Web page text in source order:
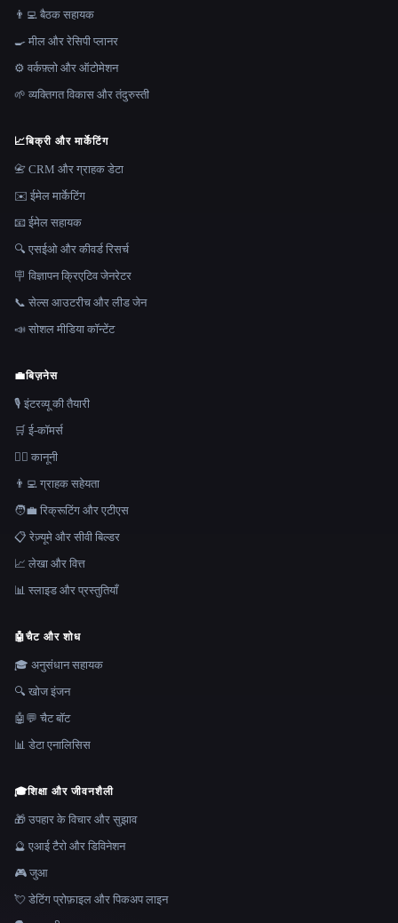
👨‍💻 बैठक सहायक
🍳 मील और रेसिपी प्लानर
⚙️ वर्कफ़्लो और ऑटोमेशन
🌱 व्यक्तिगत विकास और तंदुरुस्ती
📈बिक्री और मार्केटिंग
📇 CRM और ग्राहक डेटा
✉️ ईमेल मार्केटिंग
📧 ईमेल सहायक
🔍 एसईओ और कीवर्ड रिसर्च
🪧 विज्ञापन क्रिएटिव जेनरेटर
📞 सेल्स आउटरीच और लीड जेन
📣 सोशल मीडिया कॉन्टेंट
💼बिज़नेस
🎙️ इंटरव्यू की तैयारी
🛒 ई-कॉमर्स
👩‍⚖️ कानूनी
👨‍💻 ग्राहक सहेयता
🧑‍💼 रिक्रूटिंग और एटीएस
📋 रेज़्यूमे और सीवी बिल्डर
📈 लेखा और वित्त
📊 स्लाइड और प्रस्तुतियाँ
🤖चैट और शोध
🎓 अनुसंधान सहायक
🔍 खोज इंजन
🤖💬 चैट बॉट
📊 डेटा एनालिसिस
🎓शिक्षा और जीवनशैली
🎁 उपहार के विचार और सुझाव
🔮 एआई टैरो और डिविनेशन
🎮 जुआ
💘 डेटिंग प्रोफ़ाइल और पिकअप लाइन